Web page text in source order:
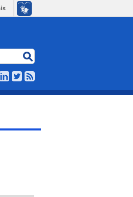
LinkedIn
Twitter